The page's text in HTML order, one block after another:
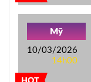
Mỹ
10/03/2026
14h00